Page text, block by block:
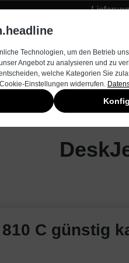
C günstig
Technologien, um den Betrieb
Angebot zu analysieren und zu
welche Kategorien Sie
Einstellungen widerrufen.